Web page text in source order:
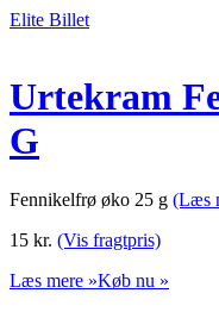
Elite Billet
Urtekram
G
Fennikelfrø øko 25 g (Læs
15 kr. (Vis fragtpris)
Læs mere »Køb nu »